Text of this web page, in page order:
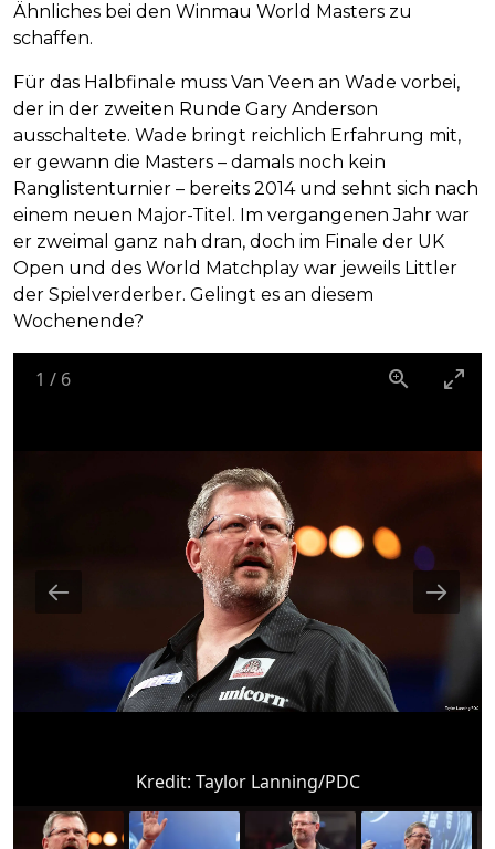
Ähnliches bei den Winmau World Masters zu
schaffen.
Für das Halbfinale muss Van Veen an Wade vorbei,
der in der zweiten Runde Gary Anderson
ausschaltete. Wade bringt reichlich Erfahrung mit,
er gewann die Masters – damals noch kein
Ranglistenturnier – bereits 2014 und sehnt sich nach
einem neuen Major-Titel. Im vergangenen Jahr war
er zweimal ganz nah dran, doch im Finale der UK
Open und des World Matchplay war jeweils Littler
der Spielverderber. Gelingt es an diesem
Wochenende?
1 / 6
Kredit: Taylor Lanning/PDC